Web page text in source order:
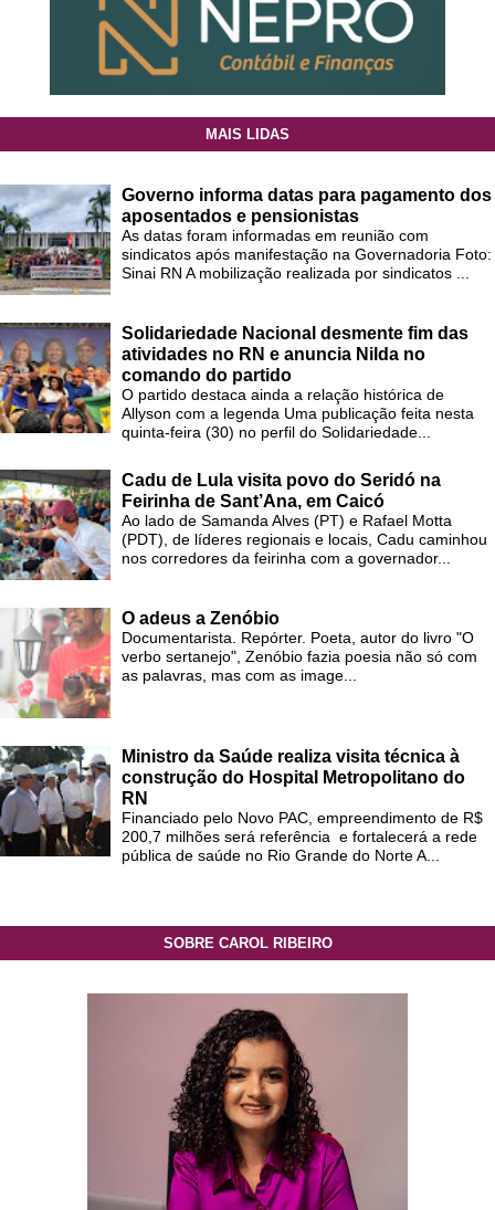
MAIS LIDAS
Governo informa datas para pagamento dos
aposentados e pensionistas
As datas foram informadas em reunião com
sindicatos após manifestação na Governadoria Foto:
Sinai RN A mobilização realizada por sindicatos ...
Solidariedade Nacional desmente fim das
atividades no RN e anuncia Nilda no
comando do partido
O partido destaca ainda a relação histórica de
Allyson com a legenda Uma publicação feita nesta
quinta-feira (30) no perfil do Solidariedade...
Cadu de Lula visita povo do Seridó na
Feirinha de Sant’Ana, em Caicó
Ao lado de Samanda Alves (PT) e Rafael Motta
(PDT), de líderes regionais e locais, Cadu caminhou
nos corredores da feirinha com a governador...
O adeus a Zenóbio
Documentarista. Repórter. Poeta, autor do livro "O
verbo sertanejo", Zenóbio fazia poesia não só com
as palavras, mas com as image...
Ministro da Saúde realiza visita técnica à
construção do Hospital Metropolitano do
RN
Financiado pelo Novo PAC, empreendimento de R$
200,7 milhões será referência e fortalecerá a rede
pública de saúde no Rio Grande do Norte A...
SOBRE CAROL RIBEIRO